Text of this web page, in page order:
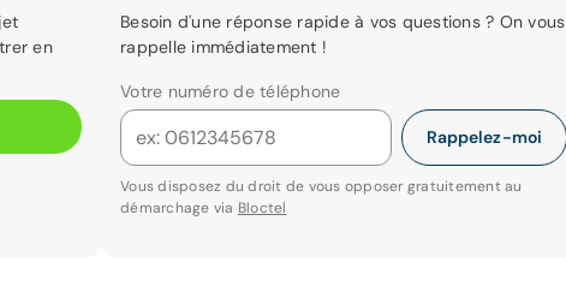
en
Besoin d'une réponse rapide à vos questions ? On vous
rappelle immédiatement !
Votre numéro de téléphone
Rappelez-moi
Vous disposez du droit de vous opposer gratuitement au
démarchage via Bloctel